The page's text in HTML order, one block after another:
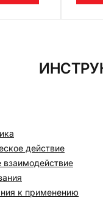
действие
взаимодействие
к применению